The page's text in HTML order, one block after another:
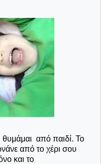
θυμάμαι από παιδί. Το
από το χέρι σου
και το